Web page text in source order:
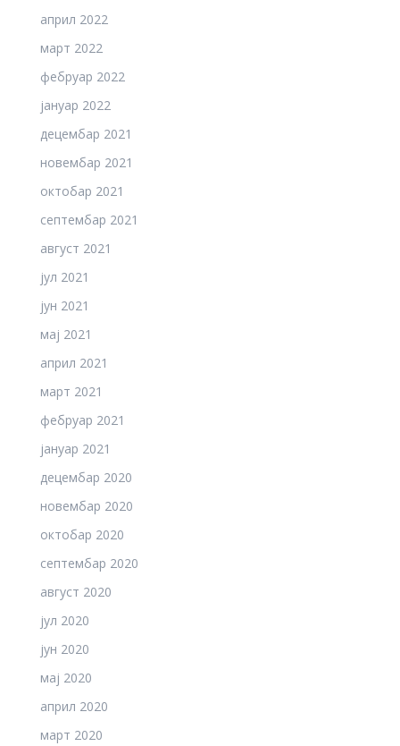
април 2022
март 2022
фебруар 2022
јануар 2022
децембар 2021
новембар 2021
октобар 2021
септембар 2021
август 2021
јул 2021
јун 2021
мај 2021
април 2021
март 2021
фебруар 2021
јануар 2021
децембар 2020
новембар 2020
октобар 2020
септембар 2020
август 2020
јул 2020
јун 2020
мај 2020
април 2020
март 2020